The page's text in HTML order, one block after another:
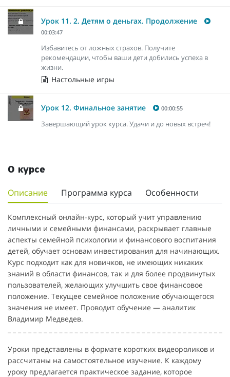
Урок 11. 2. Детям о деньгах. Продолжение
00:03:47
Избавитесь от ложных страхов. Получите
рекомендации, чтобы ваши дети добились успеха в
жизни.
Настольные игры
Урок 12. Финальное занятие 00:00:55
Завершающий урок курса. Удачи и до новых встреч!
О курсе
Описание Программа курса Особенности
Комплексный онлайн-курс, который учит управлению
личными и семейными финансами, раскрывает главные
аспекты семейной психологии и финансового воспитания
детей, обучает основам инвестирования для начинающих.
Курс подходит как для новичков, не имеющих никаких
знаний в области финансов, так и для более продвинутых
пользователей, желающих улучшить свое финансовое
положение. Текущее семейное положение обучающегося
значения не имеет. Проводит обучение — аналитик
Владимир Медведев.
Уроки представлены в формате коротких видеороликов и
рассчитаны на самостоятельное изучение. К каждому
уроку предлагается практическое задание, которое